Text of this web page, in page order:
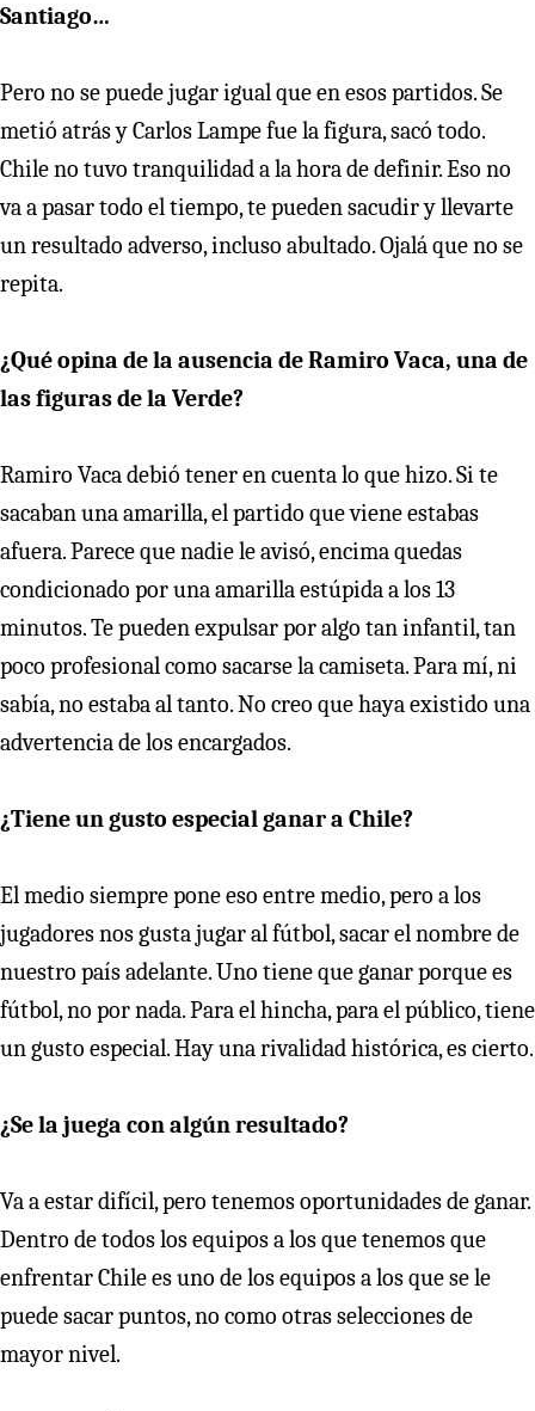
Santiago…
Pero no se puede jugar igual que en esos partidos. Se
metió atrás y Carlos Lampe fue la figura, sacó todo.
Chile no tuvo tranquilidad a la hora de definir. Eso no
va a pasar todo el tiempo, te pueden sacudir y llevarte
un resultado adverso, incluso abultado. Ojalá que no se
repita.
¿Qué opina de la ausencia de Ramiro Vaca, una de
las figuras de la Verde?
Ramiro Vaca debió tener en cuenta lo que hizo. Si te
sacaban una amarilla, el partido que viene estabas
afuera. Parece que nadie le avisó, encima quedas
condicionado por una amarilla estúpida a los 13
minutos. Te pueden expulsar por algo tan infantil, tan
poco profesional como sacarse la camiseta. Para mí, ni
sabía, no estaba al tanto. No creo que haya existido una
advertencia de los encargados.
¿Tiene un gusto especial ganar a Chile?
El medio siempre pone eso entre medio, pero a los
jugadores nos gusta jugar al fútbol, sacar el nombre de
nuestro país adelante. Uno tiene que ganar porque es
fútbol, no por nada. Para el hincha, para el público, tiene
un gusto especial. Hay una rivalidad histórica, es cierto.
¿Se la juega con algún resultado?
Va a estar difícil, pero tenemos oportunidades de ganar.
Dentro de todos los equipos a los que tenemos que
enfrentar Chile es uno de los equipos a los que se le
puede sacar puntos, no como otras selecciones de
mayor nivel.